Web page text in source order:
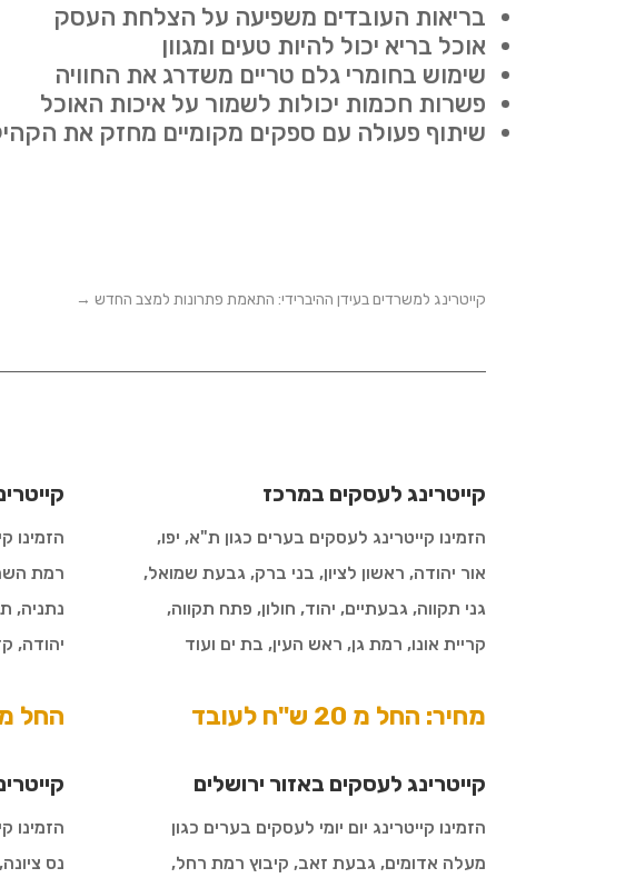
בריאות העובדים משפיעה על הצלחת העסק
אוכל בריא יכול להיות טעים ומגוון
שימוש בחומרי גלם טריים משדרג את החוויה
פשרות חכמות יכולות לשמור על איכות האוכל
שיתוף פעולה עם ספקים מקומיים מחזק את
קייטרינג למשרדים בעידן ההיברידי: התאמת פתרונות למצב החדש →
הזמינו
רמת
נתניה,
יהודה,
החל ממחיר
הזמינו
נס
קייטרינג לעסקים במרכז
הזמינו קייטרינג לעסקים בערים כגון ת"א, יפו,
אור יהודה, ראשון לציון, בני ברק, גבעת שמואל,
גני תקווה, גבעתיים, יהוד, חולון, פתח תקווה,
קריית אונו, רמת גן, ראש העין, בת ים ועוד
מחיר: החל מ 20 ש"ח לעובד
קייטרינג לעסקים באזור ירושלים
הזמינו קייטרינג יום יומי לעסקים בערים כגון
מעלה אדומים, גבעת זאב, קיבוץ רמת רחל,